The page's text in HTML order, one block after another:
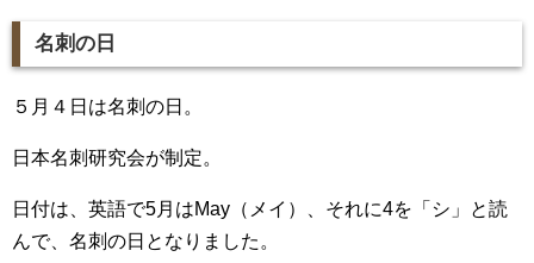
名刺の日
５月４日は名刺の日。
日本名刺研究会が制定。
日付は、英語で5月はMay（メイ）、それに4を「シ」と読
んで、名刺の日となりました。